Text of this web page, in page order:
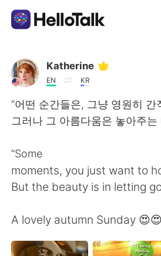
Dil Değişimi Uygulaması
AI Grammar Checker
Türkçe
English 简体中文
Katherine
EN KR
“어떤 순간들은, 그냥 영원히 간
그러나 그 아름다움은 놓아주는
“Some
moments, you just want to
But the beauty is in letting
A lovely autumn Sunday 😍😍